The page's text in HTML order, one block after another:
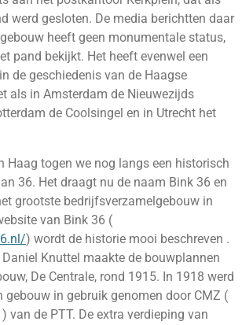
werd gesloten. De media berichtten daar
heeft geen monumentale status,
pand bekijkt. Het heeft evenwel een
de geschiedenis van de Haagse
als in Amsterdam de Nieuwezijds
de Coolsingel en in Utrecht het
Haag togen we nog langs een historisch
36. Het draagt nu de naam Bink 36 en
grootste bedrijfsverzamelgebouw in
van Bink 36 (
) wordt de historie mooi beschreven .
Knuttel maakte de bouwplannen
De Centrale, rond 1915. In 1918 werd
gebouw in gebruik genomen door CMZ (
van de PTT. De extra verdieping van